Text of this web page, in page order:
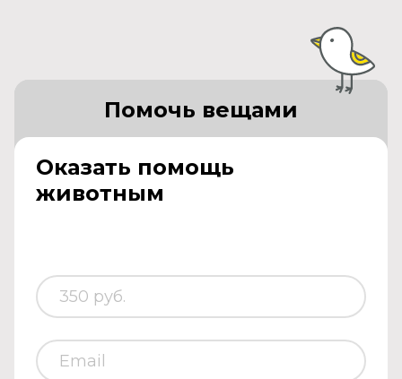
Оказать помощь
животным
Помочь вещами